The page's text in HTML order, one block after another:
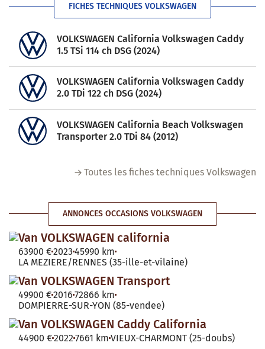
FICHES TECHNIQUES VOLKSWAGEN
VOLKSWAGEN California Volkswagen Caddy
1.5 TSi 114 ch DSG (2024)
VOLKSWAGEN California Volkswagen Caddy
2.0 TDi 122 ch DSG (2024)
VOLKSWAGEN California Beach Volkswagen
Transporter 2.0 TDi 84 (2012)
Toutes les fiches techniques Volkswagen
ANNONCES OCCASIONS VOLKSWAGEN
Van VOLKSWAGEN california
63900 €2023 45990 km
LA MEZIERE/RENNES (35-ille-et-vilaine)
Van VOLKSWAGEN Transport
49900 €2016 72866 km
DOMPIERRE-SUR-YON (85-vendee)
Van VOLKSWAGEN Caddy California
44900 €2022 7661 km VIEUX-CHARMONT (25-doubs)